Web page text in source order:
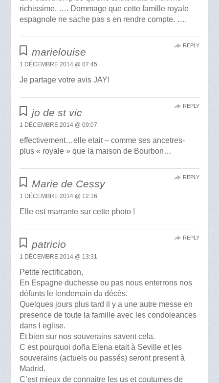
richissime, …. Dommage que cette famille royale
espagnole ne sache pas s en rendre compte. ….
marielouise
1 DÉCEMBRE 2014 @ 07:45
Je partage votre avis JAY!
REPLY
jo de st vic
1 DÉCEMBRE 2014 @ 09:07
effectivement…elle etait – comme ses ancetres-
plus « royale » que la maison de Bourbon…
REPLY
Marie de Cessy
1 DÉCEMBRE 2014 @ 12:16
Elle est marrante sur cette photo !
REPLY
patricio
1 DÉCEMBRE 2014 @ 13:31
Petite rectification,
En Espagne duchesse ou pas nous enterrons nos
défunts le lendemain du décés.
Quelques jours plus tard il y a une autre messe en
presence de toute la famille avec les condoleances
dans l eglise.
Et bien sur nos souverains savent cela.
C est pourquoi doña Elena etait à Seville et les
souverains (actuels ou passés) seront present à
Madrid.
C’est mieux de connaitre les us et coutumes de
REPLY